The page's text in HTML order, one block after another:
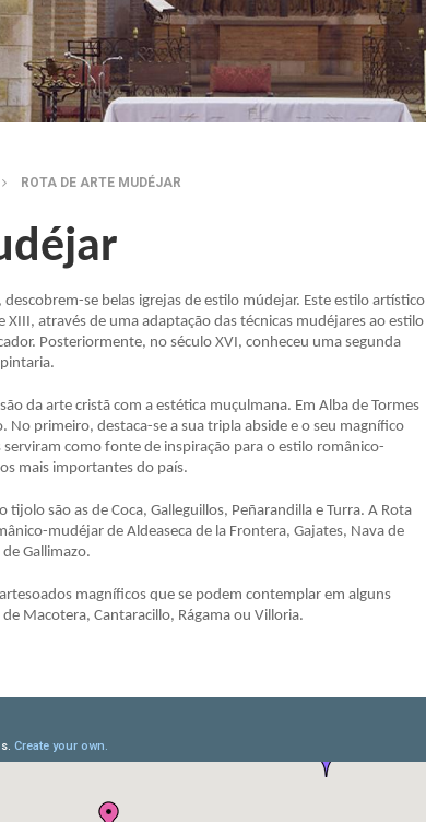
ROTA DE ARTE MUDÉJAR
se belas igrejas de estilo múdejar. Este estilo artístico
XIII, através de uma adaptação das técnicas mudéjares ao estilo
Posteriormente, no século XVI, conheceu uma segunda
da arte cristã com a estética muçulmana. Em Alba de Tormes
No primeiro, destaca-se a sua tripla abside e o seu magnífico
como fonte de inspiração para o estilo românico-
mais importantes do país.
são as de Coca, Galleguillos, Peñarandilla e Turra. A Rota
mudéjar de Aldeaseca de la Frontera, Gajates, Nava de
Gallimazo.
magníficos que se podem contemplar em alguns
Macotera, Cantaracillo, Rágama ou Villoria.